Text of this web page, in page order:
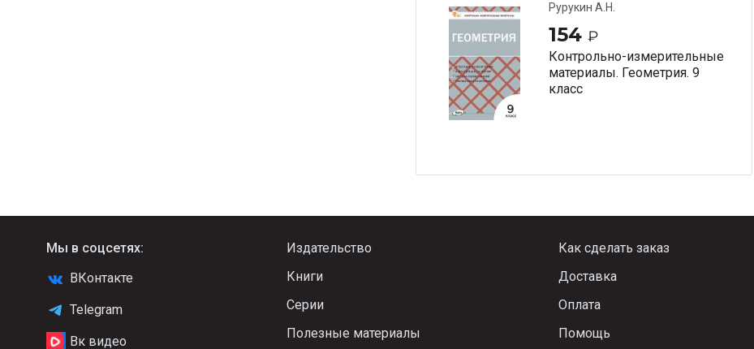
Рурукин А.Н.
154 ₽
Контрольно-измерительные
материалы. Геометрия. 9
класс
Мы в соцсетях:
ВКонтакте
Telegram
Вк видео
Издательство
Книги
Серии
Полезные материалы
Как сделать заказ
Доставка
Оплата
Помощь